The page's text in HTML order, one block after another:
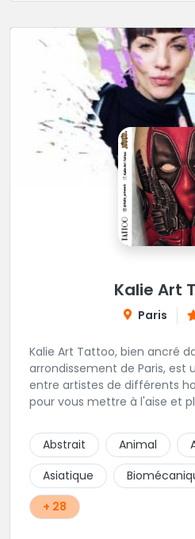
Kalie Art
Paris
Kalie Art Tattoo, bien ancré
arrondissement de Paris, est
entre artistes de différents
pour vous mettre à l'aise et
Abstrait
Animal
Asiatique
+ 28